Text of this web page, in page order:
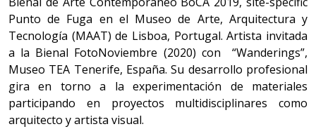
Punto de Fuga en el Museo de Arte, Arquitectura y
Tecnología (MAAT) de Lisboa, Portugal. Artista invitada
a la Bienal FotoNoviembre (2020) con “Wanderings”,
Museo TEA Tenerife, España. Su desarrollo profesional
gira en torno a la experimentación de materiales
participando en proyectos multidisciplinares como
arquitecto y artista visual.